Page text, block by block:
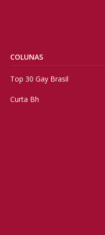
COLUNAS
Top 30 Gay Brasil
Curta Bh